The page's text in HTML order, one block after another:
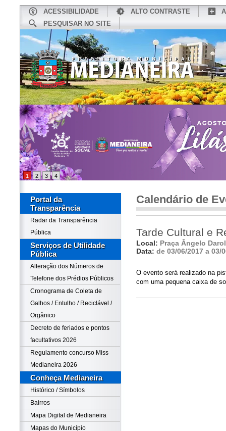
ACESSIBILIDADE ALTO CONTRASTE
PESQUISAR NO SITE
CONHEÇA MEDIANEIRA
1 2 3 4
Portal da
Transparência
Radar da Transparência
Pública
Serviços de Utilidade
Pública
Alteração dos Números de
Telefone dos Prédios Públicos
Cronograma de Coleta de
Galhos / Entulho / Reciclável /
Orgânico
Decreto de feriados e pontos
facultativos 2026
Regulamento concurso Miss
Medianeira 2026
Conheça Medianeira
Histórico / Símbolos
Bairros
Mapa Digital de Medianeira
Mapas do Município
Calendário de
Tarde Cultural e
Local: Praça Ângelo
Data: de 03/06/2017 a 03/
O evento será realizado na
com uma pequena caixa de